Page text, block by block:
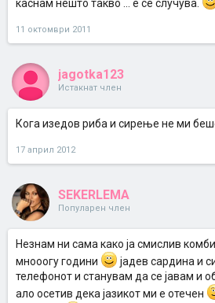
каснам нешто такво ... е се случува.
11 октомври 2011
jagotka123
Истакнат член
Кога изедов риба и сирење не ми
17 април 2012
SEKERLEMA
Популарен член
Незнам ни сама како ја смислив
мнооогу години
јадев сардина и
телефонот и станувам да се јавам и
ало осетив дека јазикот ми е отечен